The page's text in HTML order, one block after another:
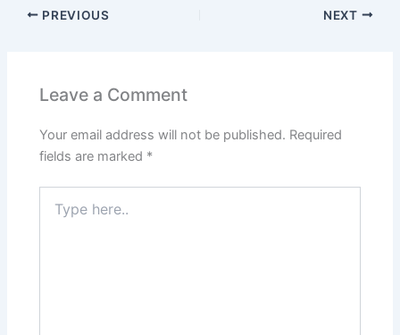
PREVIOUS NEXT
Leave a Comment
Your email address will not be published. Required
fields are marked *
here..